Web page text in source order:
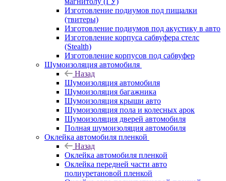
Изготовление подиумов под пищалки
(твитеры)
Изготовление подиумов под акустику в авто
Изготовление корпуса сабвуфера стелс
(Stealth)
Изготовление корпусов под сабвуфер
Шумоизоляция автомобиля
Назад
Шумоизоляция автомобиля
Шумоизоляция багажника
Шумоизоляция крыши авто
Шумоизоляция пола и колесных арок
Шумоизоляция дверей автомобиля
Полная шумоизоляция автомобиля
Оклейка автомобиля пленкой
Назад
Оклейка автомобиля пленкой
Оклейка передней части авто
полиуретановой пленкой